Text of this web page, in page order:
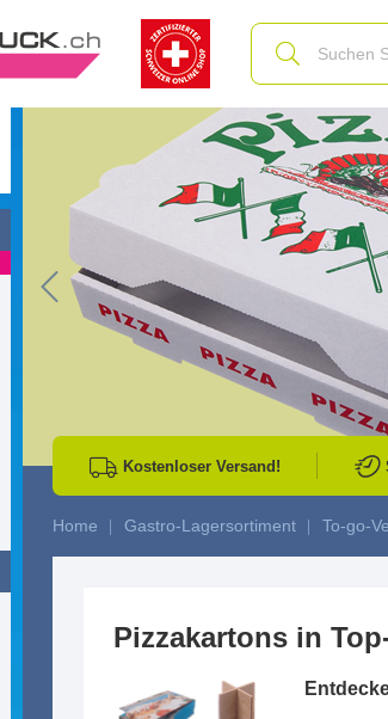
Go to Previous Slide
Kostenloser Versand!
Home Gastro-Lagersortiment To-go-
Pizzakartons in